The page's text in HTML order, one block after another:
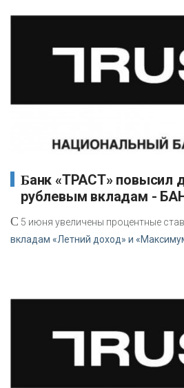
Банк «ТРАСТ» повысил доходность по
рублевым вкладам -
С 5 июня увеличены процентные
вкладам «Летний доход» и